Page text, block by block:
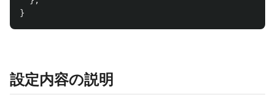
}
設定内容の説明